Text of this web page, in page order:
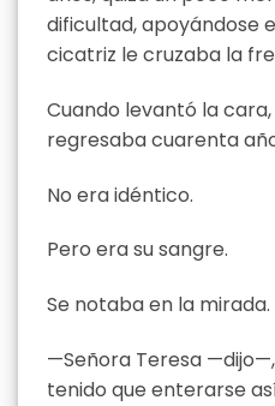
dificultad, apoyándose
cicatriz le cruzaba la
Cuando levantó la
regresaba cuarenta
No era idéntico.
Pero era su sangre.
Se notaba en la mirada.
—Señora Teresa
tenido que enterarse